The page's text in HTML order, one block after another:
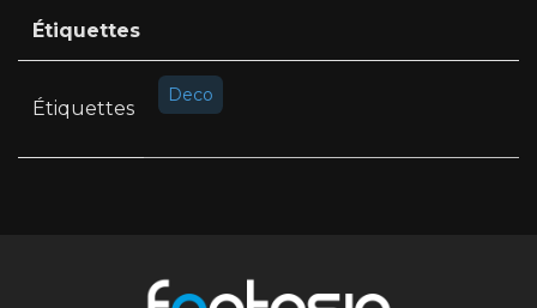
Étiquettes
Étiquettes
Deco